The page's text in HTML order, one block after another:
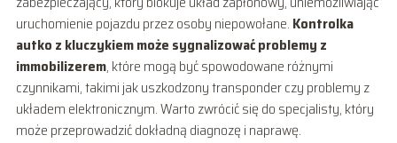
uruchomienie pojazdu przez osoby niepowołane. Kontrolka
autko z kluczykiem może sygnalizować problemy z
immobilizerem, które mogą być spowodowane różnymi
czynnikami, takimi jak uszkodzony transponder czy problemy z
układem elektronicznym. Warto zwrócić się do specjalisty, który
może przeprowadzić dokładną diagnozę i naprawę.